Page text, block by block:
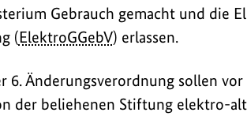
Gebrauch gemacht und die
(ElektroGGebV) erlassen.
Änderungsverordnung sollen
der beliehenen Stiftung elektro-